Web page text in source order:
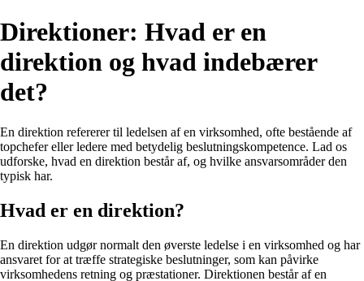
Direktioner: Hvad er en
direktion og hvad indebærer
det?
En direktion refererer til ledelsen af en virksomhed, ofte bestående af
topchefer eller ledere med betydelig beslutningskompetence. Lad os
udforske, hvad en direktion består af, og hvilke ansvarsområder den
typisk har.
Hvad er en direktion?
En direktion udgør normalt den øverste ledelse i en virksomhed og har
ansvaret for at træffe strategiske beslutninger, som kan påvirke
virksomhedens retning og præstationer. Direktionen består af en